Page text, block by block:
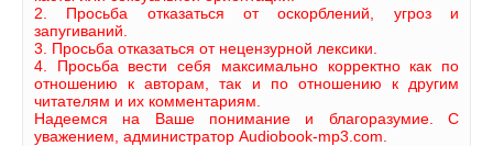
2. Просьба отказаться от оскорблений, угроз и
запугиваний.
3. Просьба отказаться от нецензурной лексики.
4. Просьба вести себя максимально корректно как по
отношению к авторам, так и по отношению к другим
читателям и их комментариям.
Надеемся на Ваше понимание и благоразумие. С
уважением, администратор Audiobook-mp3.com.